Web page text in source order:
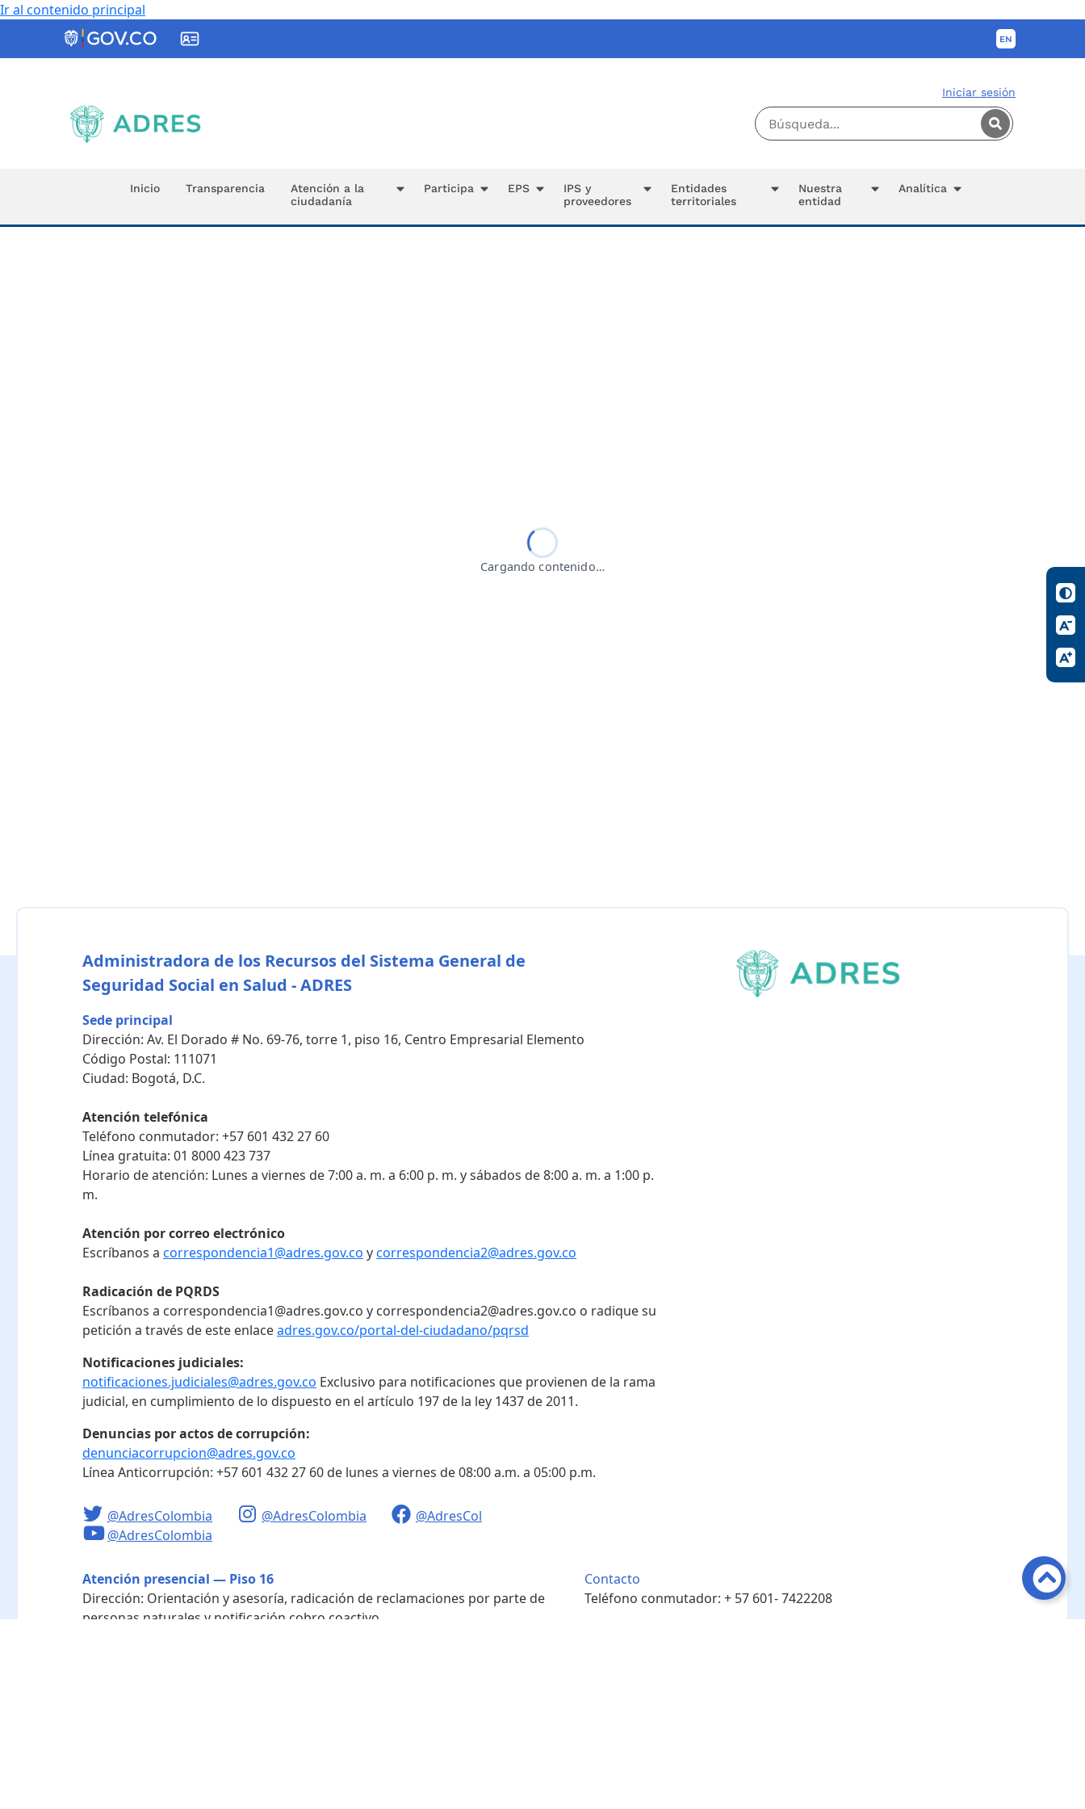
Ir al contenido principal
Iniciar sesión
ADRES
Inicio Transparencia
Atención a la
ciudadanía
Participa EPS
IPS y
proveedores
Entidades
territoriales
Nuestra
entidad
Analítica
Cargando contenido…
Administradora de los Recursos del Sistema General de
Seguridad Social en Salud - ADRES
Sede principal
Dirección: Av. El Dorado # No. 69-76, torre 1, piso 16, Centro Empresarial Elemento
Código Postal: 111071
Ciudad: Bogotá, D.C.
Atención telefónica
Teléfono conmutador: +57 601 432 27 60
Línea gratuita: 01 8000 423 737
Horario de atención: Lunes a viernes de 7:00 a. m. a 6:00 p. m. y sábados de 8:00 a. m. a 1:00 p.
m.
Atención por correo electrónico
Escríbanos a correspondencia1@adres.gov.co ycorrespondencia2@adres.gov.co
Radicación de PQRDS
Escríbanos a correspondencia1@adres.gov.co y correspondencia2@adres.gov.co o radique su
petición a través de este enlaceadres.gov.co/portal-del-ciudadano/pqrsd
Notificaciones judiciales:
notificaciones.judiciales@adres.gov.co Exclusivo para notificaciones que provienen de la rama
judicial, en cumplimiento de lo dispuesto en el artículo 197 de la ley 1437 de 2011.
Denuncias por actos de corrupción:
denunciacorrupcion@adres.gov.co
Línea Anticorrupción: +57 601 432 27 60 de lunes a viernes de 08:00 a.m. a 05:00 p.m.
@AdresColombia @AdresColombia
@AdresCol
@AdresColombia
Atención presencial — Piso 16
Dirección: Orientación y asesoría, radicación de reclamaciones por parte de
personas naturales y notificación cobro coactivo.
Contacto
Teléfono conmutador: + 57 601- 7422208